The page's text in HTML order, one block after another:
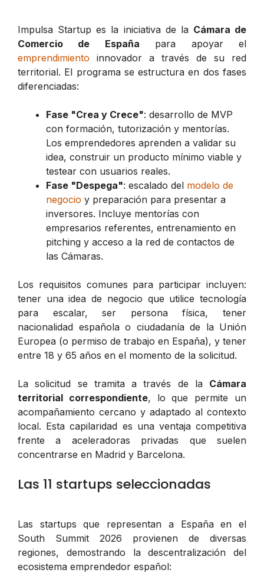
Impulsa Startup es la iniciativa de la Cámara de
Comercio de España para apoyar el
emprendimiento innovador a través de su red
territorial. El programa se estructura en dos fases
diferenciadas:
Fase "Crea y Crece": desarrollo de MVP
con formación, tutorización y mentorías.
Los emprendedores aprenden a validar su
idea, construir un producto mínimo viable y
testear con usuarios reales.
Fase "Despega": escalado del modelo de
negocio y preparación para presentar a
inversores. Incluye mentorías con
empresarios referentes, entrenamiento en
pitching y acceso a la red de contactos de
las Cámaras.
Los requisitos comunes para participar incluyen:
tener una idea de negocio que utilice tecnología
para escalar, ser persona física, tener
nacionalidad española o ciudadanía de la Unión
Europea (o permiso de trabajo en España), y tener
entre 18 y 65 años en el momento de la solicitud.
La solicitud se tramita a través de la Cámara
territorial correspondiente, lo que permite un
acompañamiento cercano y adaptado al contexto
local. Esta capilaridad es una ventaja competitiva
frente a aceleradoras privadas que suelen
concentrarse en Madrid y Barcelona.
Las 11 startups seleccionadas
Las startups que representan a España en el
South Summit 2026 provienen de diversas
regiones, demostrando la descentralización del
ecosistema emprendedor español: